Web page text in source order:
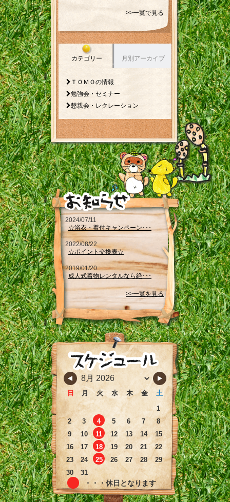
>>一覧で見る
カテゴリー 月別アーカイブ
ＴＯＭＯの情報
勉強会・セミナー
懇親会・レクレーション
2024/07/11
☆浴衣・着付キャンペーン･･･
2022/08/22
☆ポイント交換表☆
2019/01/20
成人式着物レンタルなら絶･･･
>>一覧を見る
日 月 火 水 木 金
土
1
2
3 4 5 6 7
8
9
10 11 12 13 14
15
16
17 18 19 20 21
22
23
24 25 26 27 28
29
30
31
・・・休日となります